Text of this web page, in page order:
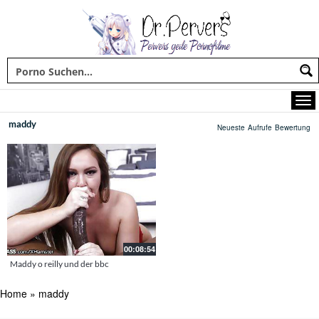
maddy Neueste Aufrufe Bewertung
00:08:54
Maddy o reilly und der bbc
Home » maddy